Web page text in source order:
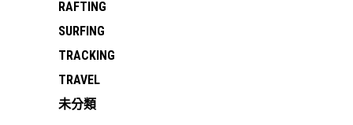
RAFTING
SURFING
TRACKING
TRAVEL
未分類